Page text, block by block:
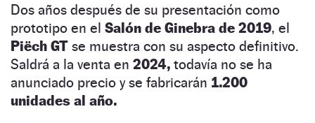
Dos años después de su presentación como
prototipo en el Salón de Ginebra de 2019, el
Piëch GT se muestra con su aspecto definitivo.
Saldrá a la venta en 2024, todavía no se ha
anunciado precio y se fabricarán 1.200
unidades al año.